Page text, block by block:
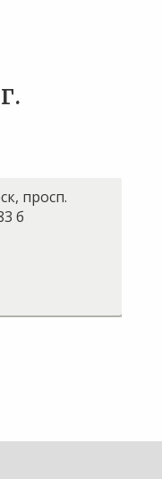
просп.
б